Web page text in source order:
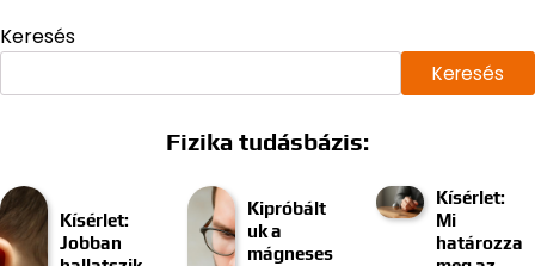
Keresés
Keresés
Fizika tudásbázis:
Kísérlet:
Jobban
Kipróbált
uk a
mágneses
Kísérlet:
Mi
határozza